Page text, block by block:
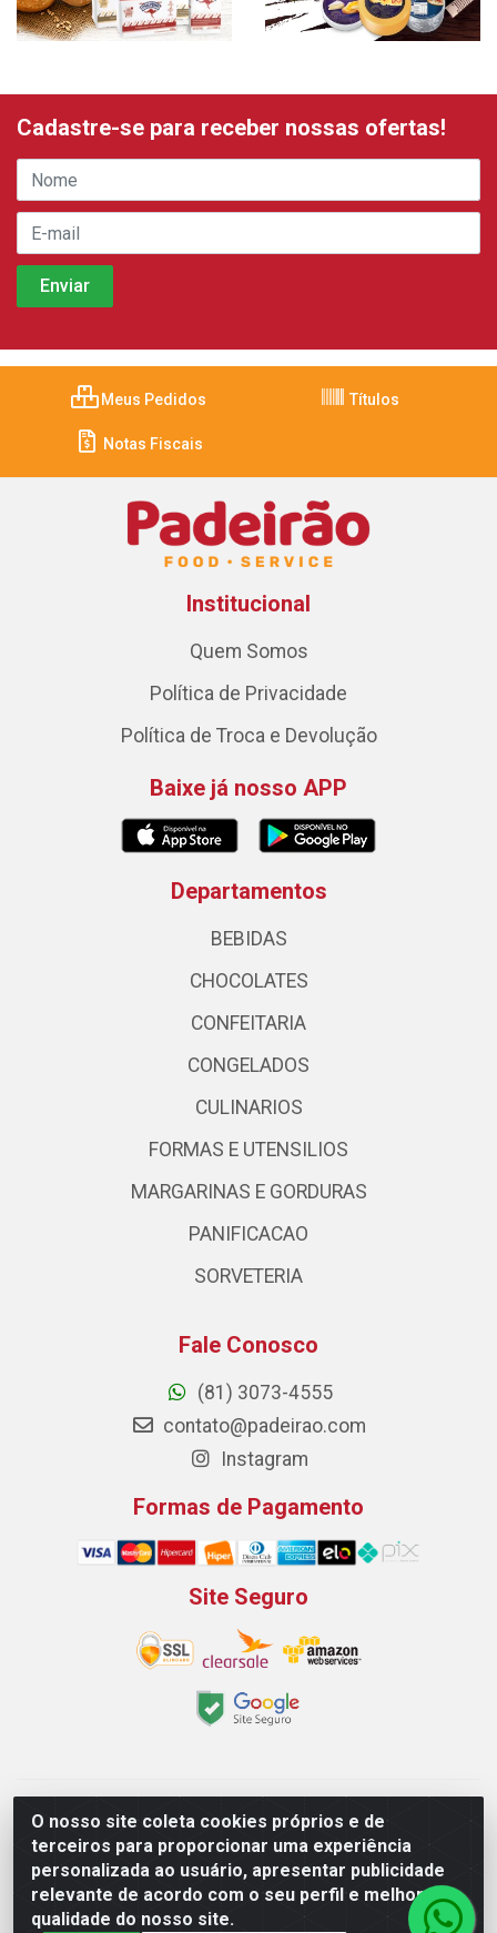
O nosso site coleta cookies próprios e de
terceiros para proporcionar uma experiência
personalizada ao usuário, apresentar publicidade
relevante de acordo com o seu perfil e melhorar a
qualidade do nosso site.
Cadastre-se para receber nossas ofertas!
Meus Pedidos Títulos
Notas Fiscais
Institucional
Quem Somos
Política de Privacidade
Política de Troca e Devolução
Baixe já nosso APP
Departamentos
BEBIDAS
CHOCOLATES
CONFEITARIA
CONGELADOS
CULINARIOS
FORMAS E UTENSILIOS
MARGARINAS E GORDURAS
PANIFICACAO
SORVETERIA
Fale Conosco
(81) 3073-4555
contato@padeirao.com
Instagram
Formas de Pagamento
Site Seguro
Padeirão Comércio de Produtos Para Panificação LTDA -
Rodovia Empresario João Santos Filho, 2425, Gp B1 Bl. 02 -
Muribeca, Jaboatão dos Guararapes/PE - CEP 54.350-100 -
CNPJ 03.042.263/0001-51